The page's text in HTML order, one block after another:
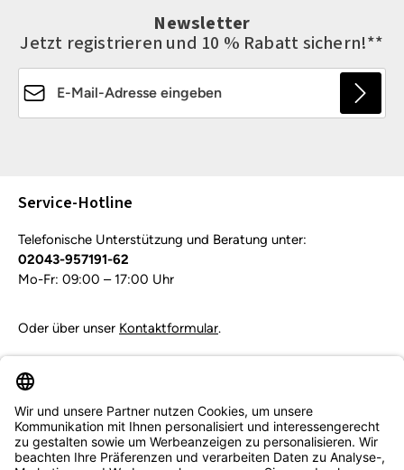
Newsletter
Jetzt registrieren und 10 % Rabatt sichern!**
Service-Hotline
Telefonische Unterstützung und Beratung unter:
02043-957191-62
Mo-Fr: 09:00 – 17:00 Uhr
Oder über unser Kontaktformular.
Service & Beratung